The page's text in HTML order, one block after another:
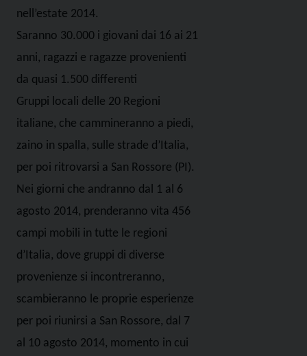
nell’estate 2014.
Saranno 30.000 i giovani dai 16 ai 21
anni, ragazzi e ragazze provenienti
da quasi 1.500 differenti
Gruppi locali delle 20 Regioni
italiane, che cammineranno a piedi,
zaino in spalla, sulle strade d’Italia,
per poi ritrovarsi a San Rossore (PI).
Nei giorni che andranno dal 1 al 6
agosto 2014, prenderanno vita 456
campi mobili in tutte le regioni
d’Italia, dove gruppi di diverse
provenienze si incontreranno,
scambieranno le proprie esperienze
per poi riunirsi a San Rossore, dal 7
al 10 agosto 2014, momento in cui